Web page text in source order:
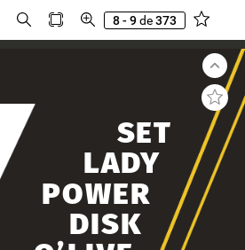
8 - 9de373
SET
LADY
POWER
DISK